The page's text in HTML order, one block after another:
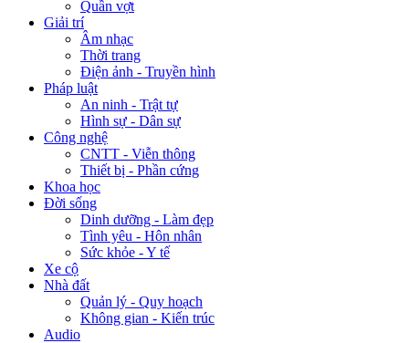
Quần vợt
Giải trí
Âm nhạc
Thời trang
Điện ảnh - Truyền hình
Pháp luật
An ninh - Trật tự
Hình sự - Dân sự
Công nghệ
CNTT - Viễn thông
Thiết bị - Phần cứng
Khoa học
Đời sống
Dinh dưỡng - Làm đẹp
Tình yêu - Hôn nhân
Sức khỏe - Y tế
Xe cộ
Nhà đất
Quản lý - Quy hoạch
Không gian - Kiến trúc
Audio